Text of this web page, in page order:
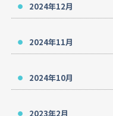
2024年12月
2024年11月
2024年10月
2023年2月